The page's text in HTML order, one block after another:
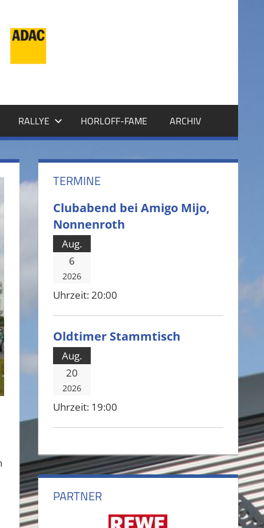
RALLYE HORLOFF-FAME ARCHIV
TERMINE
Clubabend bei Amigo Mijo,
Nonnenroth
Aug.
6
2026
Uhrzeit: 20:00
Oldtimer Stammtisch
Aug.
20
2026
Uhrzeit: 19:00
PARTNER